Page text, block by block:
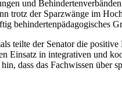
und
trotz der Sparzwänge im
teilte der Senator die
Einsatz in integrativen und
dass das Fachwissen